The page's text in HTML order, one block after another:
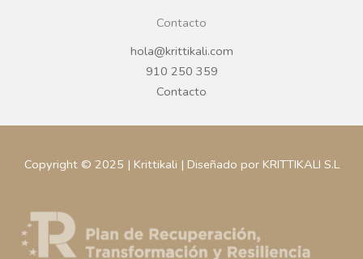
Contacto
hola@krittikali.com
910 250 359
Contacto
Copyright © 2025 | Krittikali | Diseñado por KRITTIKALI S.L